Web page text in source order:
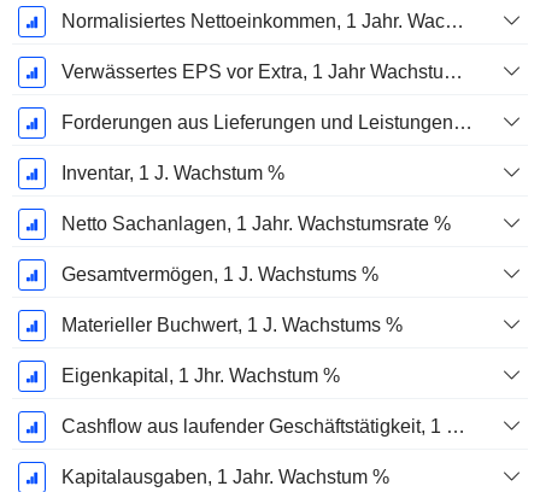
Normalisiertes Nettoeinkommen, 1 Jahr. Wachstums %
Verwässertes EPS vor Extra, 1 Jahr Wachstumsrate %
Forderungen aus Lieferungen und Leistungen, 1 Jahr Wachstum %
Inventar, 1 J. Wachstum %
Netto Sachanlagen, 1 Jahr. Wachstumsrate %
Gesamtvermögen, 1 J. Wachstums %
Materieller Buchwert, 1 J. Wachstums %
Eigenkapital, 1 Jhr. Wachstum %
Cashflow aus laufender Geschäftstätigkeit, 1 Jähriges Wachstum in %
Kapitalausgaben, 1 Jahr. Wachstum %